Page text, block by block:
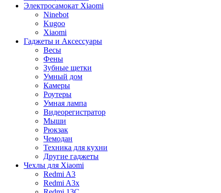
Электросамокат Xiaomi
Ninebot
Kugoo
Xiaomi
Гаджеты и Аксессуары
Весы
Фены
Зубные щетки
Умный дом
Камеры
Роутеры
Умная лампа
Видеорегистратор
Мыши
Рюкзак
Чемодан
Техника для кухни
Другие гаджеты
Чехлы для Xiaomi
Redmi A3
Redmi A3x